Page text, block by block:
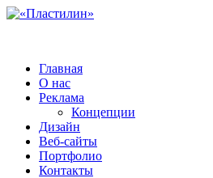
Главная
О нас
Реклама
Концепции
Дизайн
Веб-сайты
Портфолио
Контакты